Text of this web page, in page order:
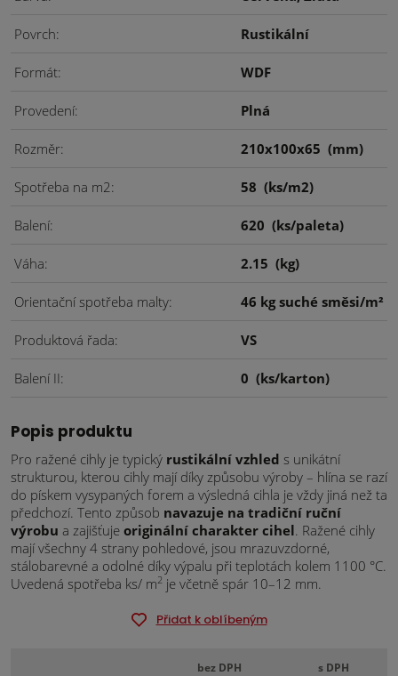
Povrch Rustikální
Formát WDF
Provedení Plná
Rozměr 210x100x65 (mm)
Spotřeba na m2 58 (ks/m2)
Balení 620 (ks/paleta)
Váha 2.15 (kg)
Orientační spotřeba malty 46 kg suché směsi/m²
Produktová řada VS
Balení II 0 (ks/karton)
Popis produktu
Pro ražené cihly je typický rustikální vzhled s unikátní
strukturou, kterou cihly mají díky způsobu výroby – hlína se razí
do pískem vysypaných forem a výsledná cihla je vždy jiná než ta
předchozí. Tento způsob navazuje na tradiční ruční
výrobu a zajišťuje originální charakter cihel. Ražené cihly
mají všechny 4 strany pohledové, jsou mrazuvzdorné,
stálobarevné a odolné díky výpalu při teplotách kolem 1100 °C.
Uvedená spotřeba ks/ m2 je včetně spár 10–12 mm.
Přidat k oblíbeným
bez DPH s DPH